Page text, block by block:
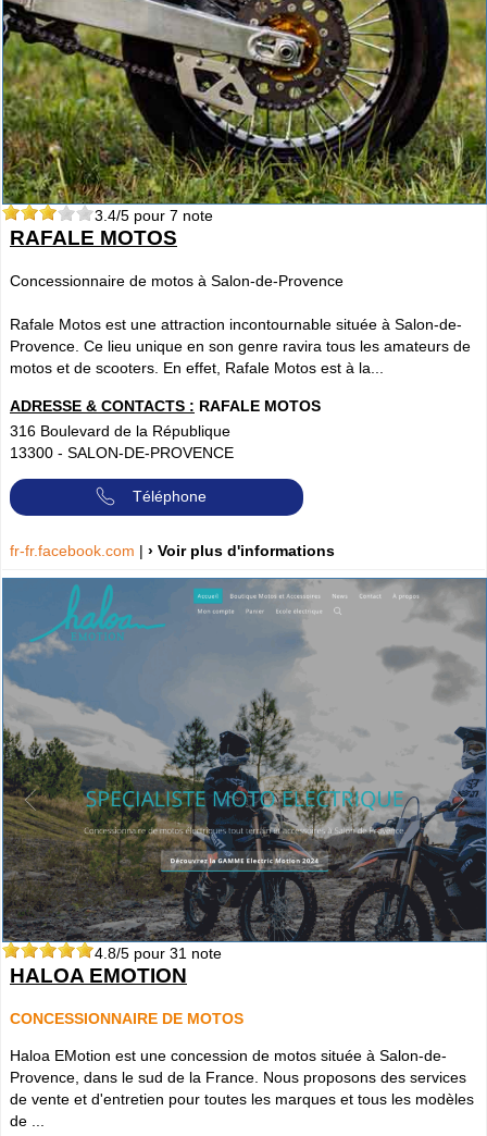
3.4/5 pour 7 note
RAFALE MOTOS
Concessionnaire de motos à Salon-de-Provence
Rafale Motos est une attraction incontournable située à Salon-de-
Provence. Ce lieu unique en son genre ravira tous les amateurs de
motos et de scooters. En effet, Rafale Motos est à la...
ADRESSE & CONTACTS : RAFALE MOTOS
316 Boulevard de la République
13300 - SALON-DE-PROVENCE
Téléphone
fr-fr.facebook.com | › Voir plus d'informations
4.8/5 pour 31 note
HALOA EMOTION
CONCESSIONNAIRE DE MOTOS
Haloa EMotion est une concession de motos située à Salon-de-
Provence, dans le sud de la France. Nous proposons des services
de vente et d'entretien pour toutes les marques et tous les modèles
de ...